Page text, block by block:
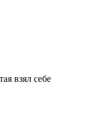
взял себе